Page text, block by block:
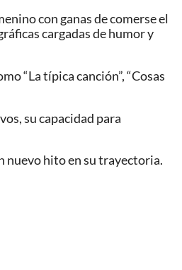
con ganas de comerse el
cargadas de humor y
“La típica canción”, “Cosas
su capacidad para
nuevo hito en su trayectoria.